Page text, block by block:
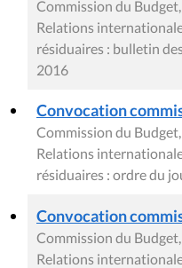
Commission du
Relations
résiduaires : bulletin
2016
Convocation
Commission du
Relations
résiduaires : ordre du
Convocation
Commission du
Relations